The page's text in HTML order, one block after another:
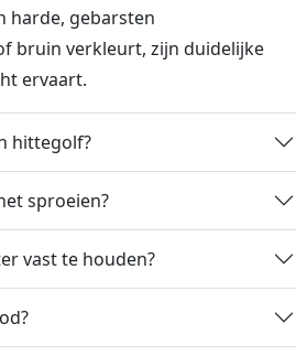
harde, gebarsten
bruin verkleurt, zijn duidelijke
ervaart.
hittegolf?
sproeien?
vast te houden?